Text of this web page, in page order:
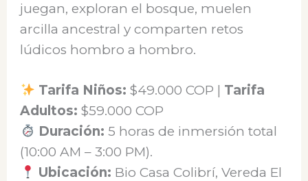
juegan, exploran el bosque, muelen
arcilla ancestral y comparten retos
lúdicos hombro a hombro.
Tarifa Niños: $49.000 COP | Tarifa
Adultos: $59.000 COP
Duración: 5 horas de inmersión total
(10:00 AM – 3:00 PM).
Ubicación: Bio Casa Colibrí, Vereda El